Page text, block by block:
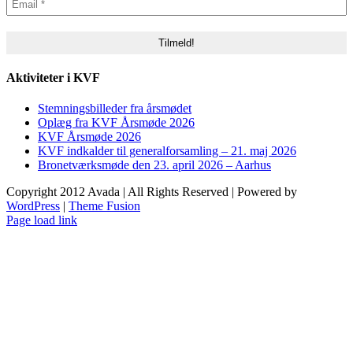
Aktiviteter i KVF
Stemningsbilleder fra årsmødet
Oplæg fra KVF Årsmøde 2026
KVF Årsmøde 2026
KVF indkalder til generalforsamling – 21. maj 2026
Bronetværksmøde den 23. april 2026 – Aarhus
Copyright 2012 Avada | All Rights Reserved | Powered by
WordPress | Theme Fusion
Toggle
Page load link